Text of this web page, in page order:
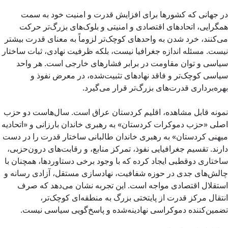
در جهانی که کشورها برای افزایش قدرت و امنیت خود به سمت
همگرایی، اتحادهای اقتصادی و امنیتی و بلوک‌های بزرگ‌تر حرکت
می‌کنند، خرد شدن به واحدهای کوچک‌تر لزوماً به معنای قدرت بیشتر
نیست. مسئله اندازه جغرافیا نیست، بلکه ظرفیت نهادی، ثبات ساختار
سیاسی و توان مقاومت در برابر فشارهای خارجی است. هر واحد
سیاسی کوچک‌تر و فاقد نهادهای تثبیت‌شده، در معرض نفوذ و
بهره‌برداری قدرت‌های بزرگ‌تر قرار می‌گیرد.
نمونه قابل مشاهده، اقلیم کردستان عراق است. سال‌هاست دو حزب
اصلی «حزب دموکرات کردستان» به رهبری خاندان بارزانی و «اتحادیه
میهنی کردستان» به رهبری خاندان طالبانی ساختار قدرت را در دست
دارند. تقسیم جغرافیایی نفوذ، تمرکز منابع، و رقابت‌های درون‌حزبی،
ساختاری دوقطبی ایجاد کرده که با وجود برخی دستاوردها، همچنان با
چالش‌های جدی در حوزه شفافیت، نهادسازی مستقل، آزادی رسانه و
استقلال اقتصادی مواجه است. این تجربه نشان می‌دهد که صرف
انتقال مرکز قدرت از پایتختی بزرگ به منطقه‌ای کوچک‌تر،
تضمین‌کننده دموکراسی نهادینه‌شده و پاسخ‌گویی سیاسی نیست.